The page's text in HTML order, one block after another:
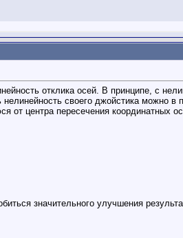
отклика осей. В принципе, с
своего джойстика можно в
центра пересечения координатных
значительного улучшения